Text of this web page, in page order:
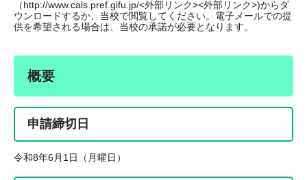
（http://www.cals.pref.gifu.jp/<外部リンク><外部リンク>)からダ
ウンロードするか、当校で閲覧してください。電子メールでの提
供を希望される場合は、当校の承諾が必要となります。
概要
申請締切日
令和8年6月1日（月曜日）